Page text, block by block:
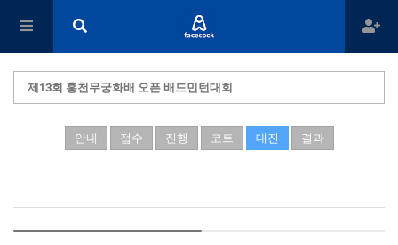
제13회 홍천무궁화배 오픈 배드민턴대회
안내 접수 진행 코트 대진 결과